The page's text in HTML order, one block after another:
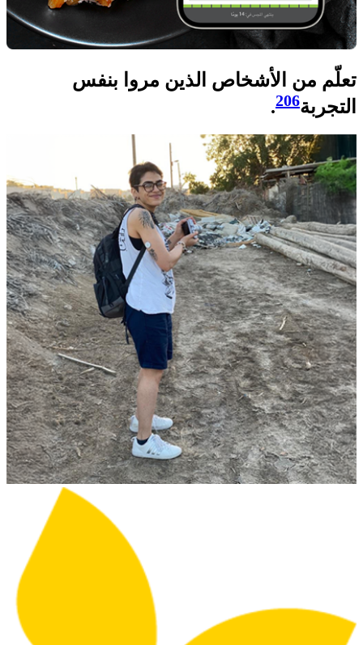
تعلّم من الأشخاص الذين مروا بنفس
التجربة206
.​